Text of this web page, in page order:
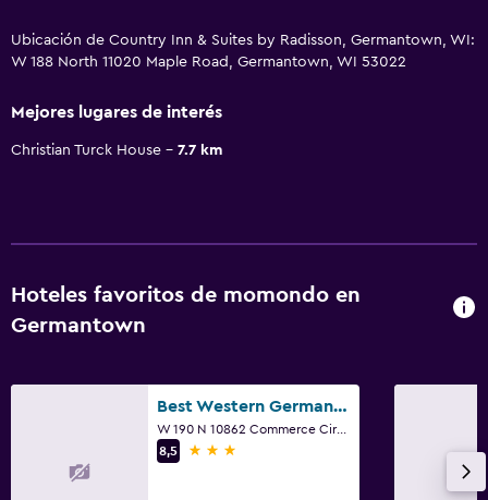
Ubicación de Country Inn & Suites by Radisson, Germantown, WI:
W 188 North 11020 Maple Road, Germantown, WI 53022
Mejores lugares de interés
Christian Turck House 7.7 km
Hoteles favoritos de momondo en
Germantown
Best Western Germantown Inn
W 190 N 10862 Commerce Circle, Germantown, WI
8,5
3 estrellas